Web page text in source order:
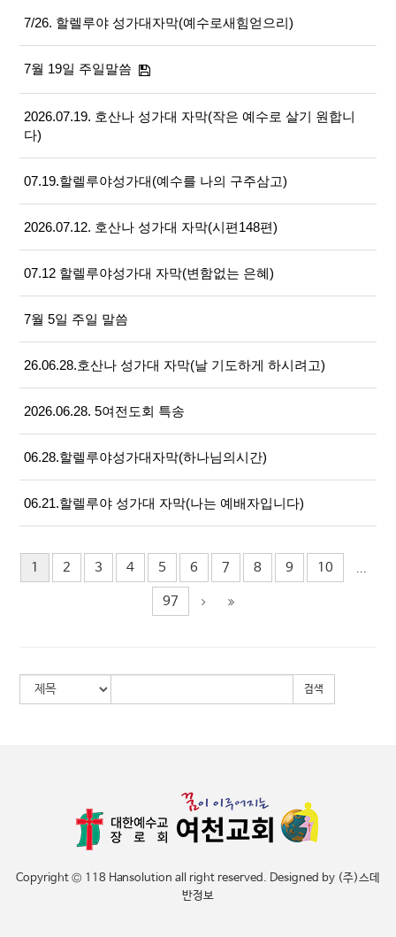
7/26. 할렐루야 성가대자막(예수로새힘얻으리)
7월 19일 주일말씀
2026.07.19. 호산나 성가대 자막(작은 예수로 살기 원합니
다)
07.19.할렐루야성가대(예수를 나의 구주삼고)
2026.07.12. 호산나 성가대 자막(시편148편)
07.12 할렐루야성가대 자막(변함없는 은혜)
7월 5일 주일 말씀
26.06.28.호산나 성가대 자막(날 기도하게 하시려고)
2026.06.28. 5여전도회 특송
06.28.할렐루야성가대자막(하나님의시간)
06.21.할렐루야 성가대 자막(나는 예배자입니다)
1 2 3 4 5 6 7 8 9 10 ...
97
검색
Copyright © 118 Hansolution all right reserved. Designed by (주)스데
반정보